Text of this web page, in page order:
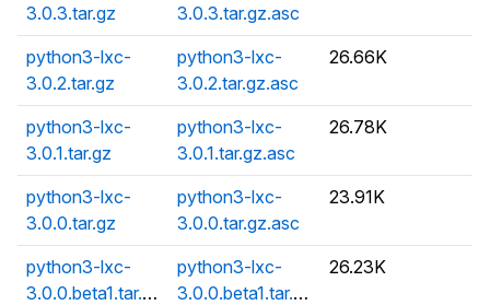
3.0.3.tar.gz
3.0.3.tar.gz.asc
python3-lxc-
3.0.2.tar.gz
python3-lxc-
3.0.2.tar.gz.asc
26.66K
python3-lxc-
3.0.1.tar.gz
python3-lxc-
3.0.1.tar.gz.asc
26.78K
python3-lxc-
3.0.0.tar.gz
python3-lxc-
3.0.0.tar.gz.asc
23.91K
python3-lxc-
3.0.0.beta1.tar.gz
python3-lxc-
3.0.0.beta1.tar.gz.asc
26.23K